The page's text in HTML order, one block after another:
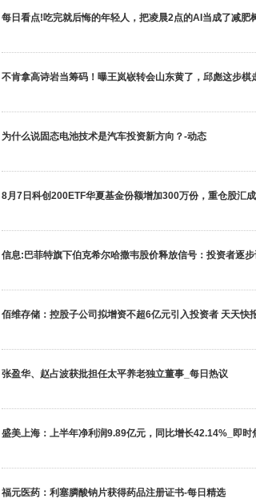
每日看点!吃完就后悔的年轻人，把凌晨2点的AI当成了减肥
不肯拿高诗岩当筹码！曝王岚嵚转会山东黄了，邱彪这步棋
为什么说固态电池技术是汽车投资新方向？-动态
8月7日科创200ETF华夏基金份额增加300万份，重仓股汇
信息:巴菲特旗下伯克希尔哈撒韦股价释放信号：投资者逐
佰维存储：控股子公司拟增资不超6亿元引入投资者 天天快
张盈华、赵占波获批担任太平养老独立董事_每日热议
盛美上海：上半年净利润9.89亿元，同比增长42.14%_即时
福元医药：利塞膦酸钠片获得药品注册证书-每日精选